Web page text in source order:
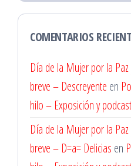
COMENTARIOS
Día de la Mujer por la
breve – Descreyente en
hilo – Exposición y podcast
Día de la Mujer por la
breve – D=a= Delicias en